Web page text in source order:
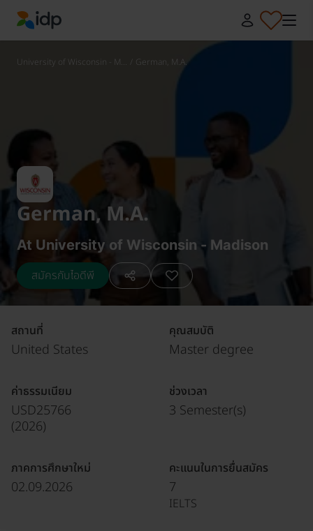
IDP Education
University of Wisconsin - M... / German, M.A.
German, M.A.
At University of Wisconsin - Madison
สมัครกับไอดีพี
สถานที่
United States
คุณสมบัติ
Master degree
ค่าธรรมเนียม
USD25766
(2026)
ช่วงเวลา
3 Semester(s)
ภาคการศึกษาใหม่
02.09.2026
คะแนนในการยื่นสมัคร
7
IELTS